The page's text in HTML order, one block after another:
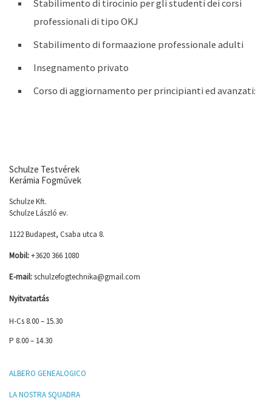
Stabilimento di tirocinio per gli studenti dei corsi
professionali di tipo OKJ
Stabilimento di formaazione professionale adulti
Insegnamento privato
Corso di aggiornamento per principianti ed avanzati:
Schulze Testvérek
Kerámia Fogművek
Schulze Kft.
Schulze László ev.
1122 Budapest, Csaba utca 8.
Mobil:+3620 366 1080
E-mail:schulzefogtechnika@gmail.com
Nyitvatartás
H-Cs 8.00 – 15.30
P 8.00 – 14.30
ALBERO GENEALOGICO
LA NOSTRA SQUADRA